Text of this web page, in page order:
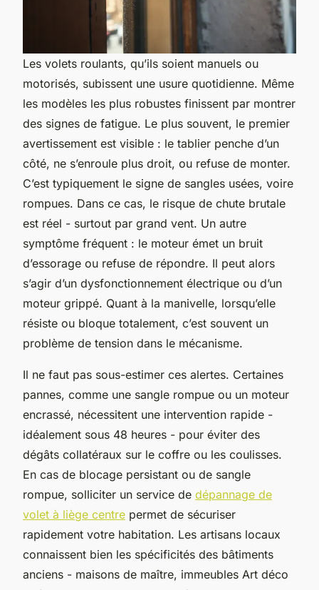
Les volets roulants, qu’ils soient manuels ou
motorisés, subissent une usure quotidienne. Même
les modèles les plus robustes finissent par montrer
des signes de fatigue. Le plus souvent, le premier
avertissement est visible : le tablier penche d’un
côté, ne s’enroule plus droit, ou refuse de monter.
C’est typiquement le signe de sangles usées, voire
rompues. Dans ce cas, le risque de chute brutale
est réel - surtout par grand vent. Un autre
symptôme fréquent : le moteur émet un bruit
d’essorage ou refuse de répondre. Il peut alors
s’agir d’un dysfonctionnement électrique ou d’un
moteur grippé. Quant à la manivelle, lorsqu’elle
résiste ou bloque totalement, c’est souvent un
problème de tension dans le mécanisme.
Il ne faut pas sous-estimer ces alertes. Certaines
pannes, comme une sangle rompue ou un moteur
encrassé, nécessitent une intervention rapide -
idéalement sous 48 heures - pour éviter des
dégâts collatéraux sur le coffre ou les coulisses.
En cas de blocage persistant ou de sangle
rompue, solliciter un service de dépannage de
volet à liège centre permet de sécuriser
rapidement votre habitation. Les artisans locaux
connaissent bien les spécificités des bâtiments
anciens - maisons de maître, immeubles Art déco